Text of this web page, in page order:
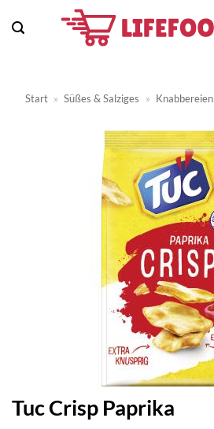
Inhalt
Start » Süßes & Salziges » Knabbereien
Tuc Crisp Paprika